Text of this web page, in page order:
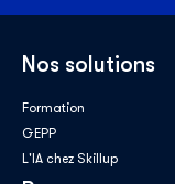
Nos solutions
Formation
GEPP
L'IA chez Skillup